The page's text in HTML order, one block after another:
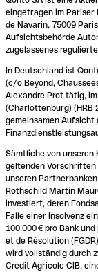
eingetragen im Pariser
de Navarin, 75009
Aufsichtsbehörde
zugelassenes
In Deutschland ist
(c/o Beyond,
Alexandre Prot tätig,
(Charlottenburg) (HRB
gemeinsamen Aufsicht
Sämtliche von unseren
geltenden Vorschriften
unseren
Rothschild Martin
investiert, deren
Falle einer Insolvenz
100.000 € pro Bank
et de Résolution
wird vollständig durch
Crédit Agricole CIB,